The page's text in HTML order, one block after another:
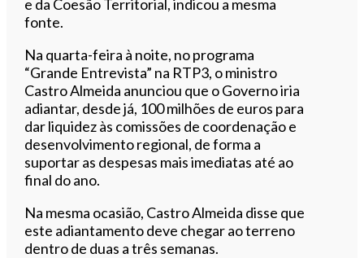
e da Coesão Territorial, indicou a mesma
fonte.
Na quarta-feira à noite, no programa
“Grande Entrevista” na RTP3, o ministro
Castro Almeida anunciou que o Governo iria
adiantar, desde já, 100 milhões de euros para
dar liquidez às comissões de coordenação e
desenvolvimento regional, de forma a
suportar as despesas mais imediatas até ao
final do ano.
Na mesma ocasião, Castro Almeida disse que
este adiantamento deve chegar ao terreno
dentro de duas a três semanas.